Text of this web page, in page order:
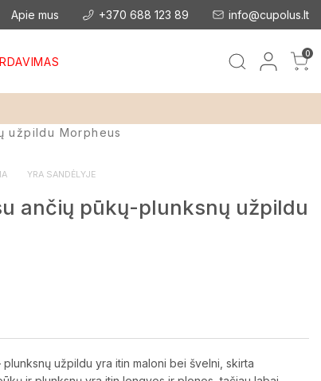
Apie mus +370 688 123 89 info@cupolus.lt
0
užpildu Morpheus
YRA SANDĖLYJE
ančių pūkų-plunksnų užpildu
užpildu yra itin maloni bei švelni, skirta